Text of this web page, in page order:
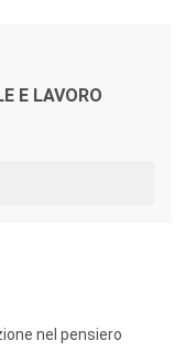
E LAVORO
nel pensiero